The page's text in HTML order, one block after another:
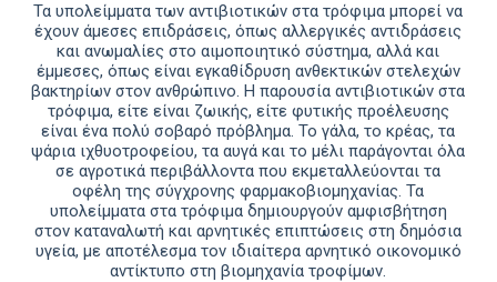
Τα υπολείµµατα των αντιβιοτικών στα τρόφιµα µπορεί να
έχουν άµεσες επιδράσεις, όπως αλλεργικές αντιδράσεις
και ανωµαλίες στο αιµοποιητικό σύστηµα, αλλά και
έµµεσες, όπως είναι εγκαθίδρυση ανθεκτικών στελεχών
βακτηρίων στον ανθρώπινο. Η παρουσία αντιβιοτικών στα
τρόφιµα, είτε είναι ζωικής, είτε φυτικής προέλευσης
είναι ένα πολύ σοβαρό πρόβληµα. Το γάλα, το κρέας, τα
ψάρια ιχθυοτροφείου, τα αυγά και το µέλι παράγονται όλα
σε αγροτικά περιβάλλοντα που εκµεταλλεύονται τα
οφέλη της σύγχρονης φαρµακοβιοµηχανίας. Τα
υπολείµµατα στα τρόφιµα δηµιουργούν αµφισβήτηση
στον καταναλωτή και αρνητικές επιπτώσεις στη δηµόσια
υγεία, µε αποτέλεσµα τον ιδιαίτερα αρνητικό οικονοµικό
αντίκτυπο στη βιοµηχανία τροφίµων.